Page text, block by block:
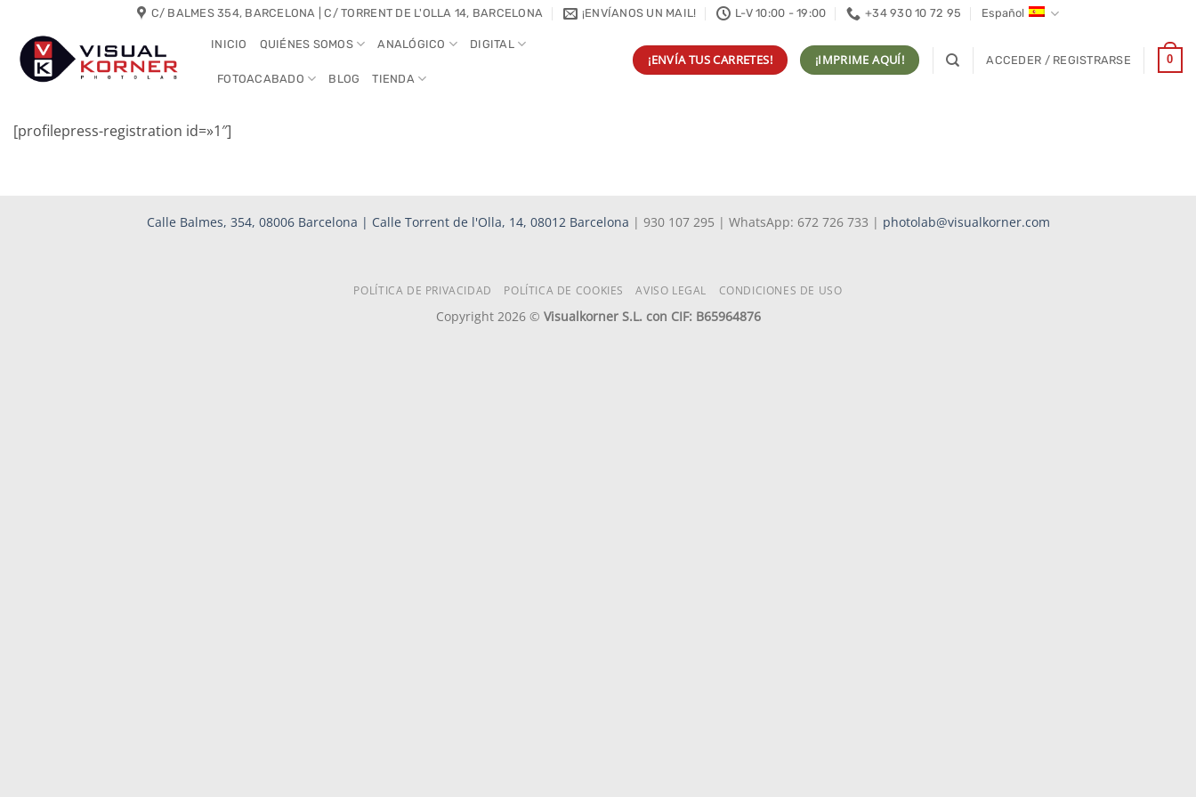
contenido
C/ BALMES 354, BARCELONA | C/ TORRENT DE L'OLLA 14, BARCELONA ¡ENVÍANOS UN MAIL! L-V 10:00 - 19:00 +34 930 10 72 95 Español
INICIO QUIÉNES SOMOS ANALÓGICO DIGITAL
FOTOACABADO BLOG TIENDA
¡ENVÍA TUS CARRETES! ¡IMPRIME AQUÍ! ACCEDER / REGISTRARSE 0
[profilepress-registration id=»1″]
Calle Balmes, 354, 08006 Barcelona | Calle Torrent de l'Olla, 14, 08012 Barcelona | 930 107 295 | WhatsApp: 672 726 733 | photolab@visualkorner.com
POLÍTICA DE PRIVACIDAD POLÍTICA DE COOKIES AVISO LEGAL CONDICIONES DE USO
Copyright 2026 © Visualkorner S.L. con CIF: B65964876